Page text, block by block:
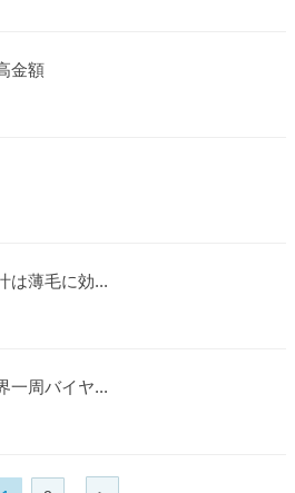
金額
は薄毛に効...
一周バイヤ...